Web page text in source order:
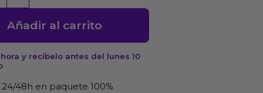
Añadir al carrito
y recíbelo antes del lunes 10
24/48h en paquete 100%